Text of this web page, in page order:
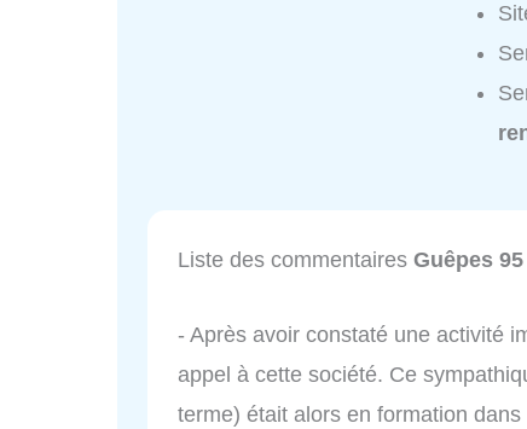
Liste des commentaires Guêpes 95
- Après avoir constaté une activité
appel à cette société. Ce
terme) était alors en formation